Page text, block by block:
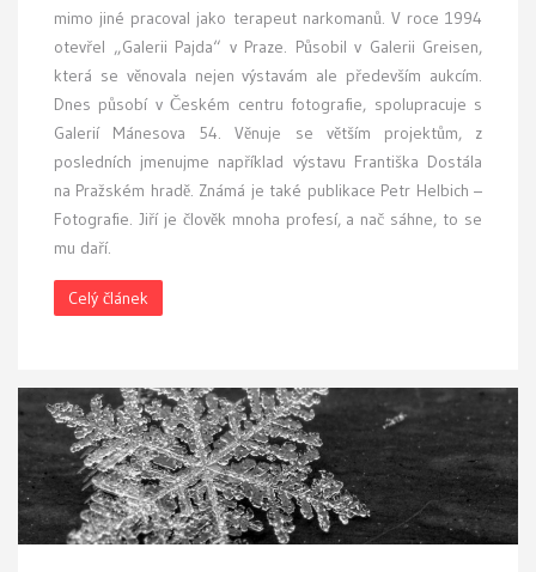
mimo jiné pracoval jako terapeut narkomanů. V roce 1994
otevřel „Galerii Pajda“ v Praze. Působil v Galerii Greisen,
která se věnovala nejen výstavám ale především aukcím.
Dnes působí v Českém centru fotografie, spolupracuje s
Galerií Mánesova 54. Věnuje se větším projektům, z
posledních jmenujme například výstavu Františka Dostála
na Pražském hradě. Známá je také publikace Petr Helbich –
Fotografie. Jiří je člověk mnoha profesí, a nač sáhne, to se
mu daří.
Celý článek